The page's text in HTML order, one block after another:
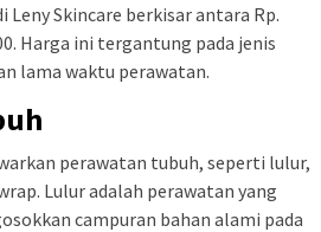
Leny Skincare berkisar antara Rp.
Harga ini tergantung pada jenis
lama waktu perawatan.
perawatan tubuh, seperti lulur,
Lulur adalah perawatan yang
campuran bahan alami pada